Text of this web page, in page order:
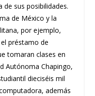
sus posibilidades.
de México y la
por ejemplo,
préstamo de
tomaran clases en
Autónoma Chapingo,
dieciséis mil
además